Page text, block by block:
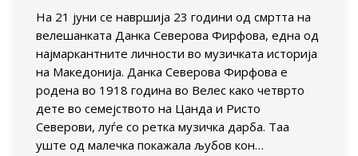
На 21 јуни се навршија 23 години од смртта на
велешанката Данка Северова Фирфова, една од
најмаркантните личности во музичката историја
на Македонија. Данка Северова Фирфова е
родена во 1918 година во Велес како четврто
дете во семејството на Цанда и Ристо
Северови, луѓе со ретка музичка дарба. Таа
уште од малечка покажала љубов кон…